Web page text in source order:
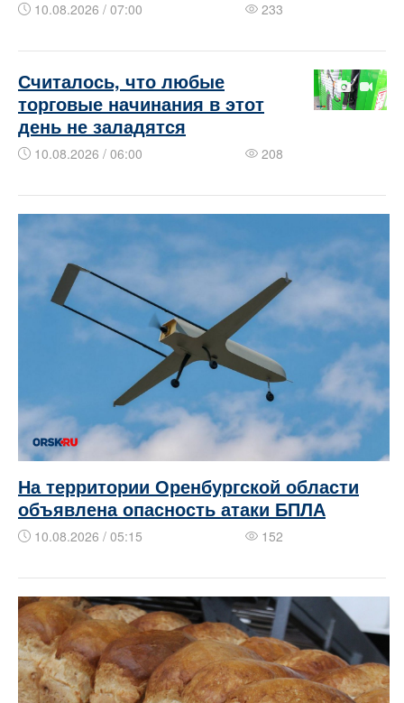
10.08.2026 / 07:00 233
​​​​Считалось, что любые
торговые начинания в этот
день не заладятся
10.08.2026 / 06:00 208
На территории Оренбургской области
объявлена опасность атаки БПЛА
10.08.2026 / 05:15 152